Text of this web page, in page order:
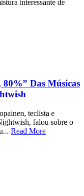
interessante de
Das Músicas
teclista e
falou sobre o
Read More